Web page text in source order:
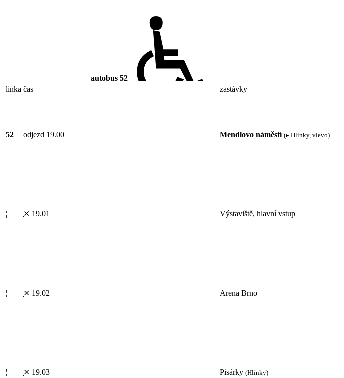
autobus 52
linka čas zastávky
52 odjezd 19.00 Mendlovo náměstí (▸ Hlinky, vlevo)
¦ ⨯ 19.01 Výstaviště, hlavní vstup
¦ ⨯ 19.02 Arena Brno
¦ ⨯ 19.03 Pisárky (Hlinky)